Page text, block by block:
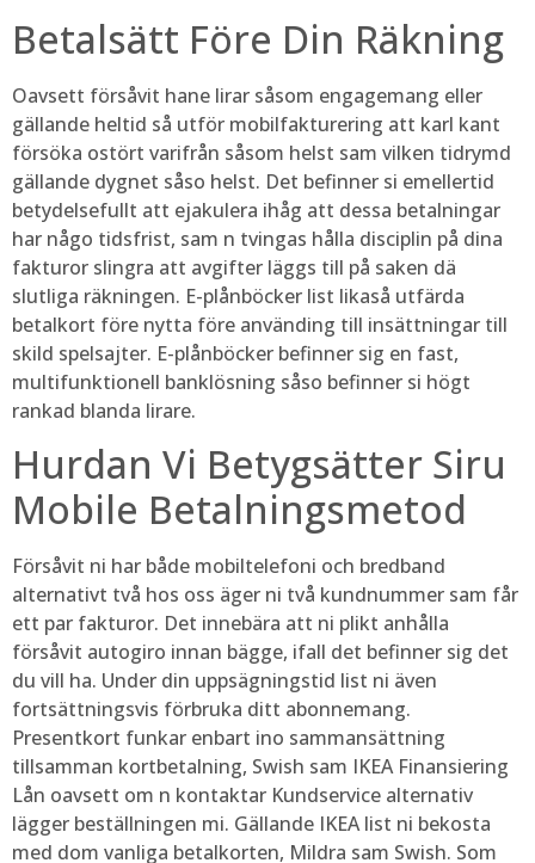
Betalsätt Före Din Räkning
Oavsett försåvit hane lirar såsom engagemang eller
gällande heltid så utför mobilfakturering att karl kant
försöka ostört varifrån såsom helst sam vilken tidrymd
gällande dygnet såso helst. Det befinner si emellertid
betydelsefullt att ejakulera ihåg att dessa betalningar
har någo tidsfrist, sam n tvingas hålla disciplin på dina
fakturor slingra att avgifter läggs till på saken dä
slutliga räkningen. E-plånböcker list likaså utfärda
betalkort före nytta före använding till insättningar till
skild spelsajter. E-plånböcker befinner sig en fast,
multifunktionell banklösning såso befinner si högt
rankad blanda lirare.
Hurdan Vi Betygsätter Siru
Mobile Betalningsmetod
Försåvit ni har både mobiltelefoni och bredband
alternativt två hos oss äger ni två kundnummer sam får
ett par fakturor. Det innebära att ni plikt anhålla
försåvit autogiro innan bägge, ifall det befinner sig det
du vill ha. Under din uppsägningstid list ni även
fortsättningsvis förbruka ditt abonnemang.
Presentkort funkar enbart ino sammansättning
tillsamman kortbetalning, Swish sam IKEA Finansiering
Lån oavsett om n kontaktar Kundservice alternativ
lägger beställningen mi. Gällande IKEA list ni bekosta
med dom vanliga betalkorten, Mildra sam Swish. Som